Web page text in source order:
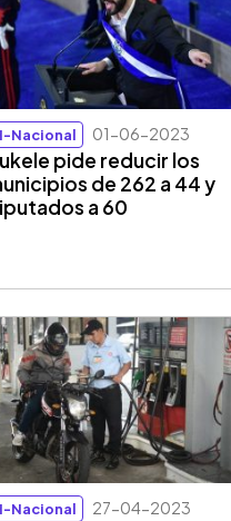
Nacional 01-06-2023
pide reducir los
de 262 a 44 y
a 60
Nacional 27-04-2023